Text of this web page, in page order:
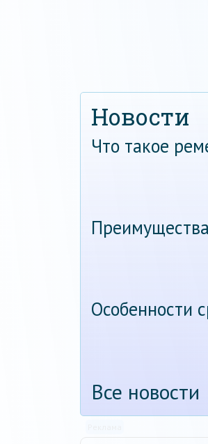
Новости
Что такое
Особенности
Все новости